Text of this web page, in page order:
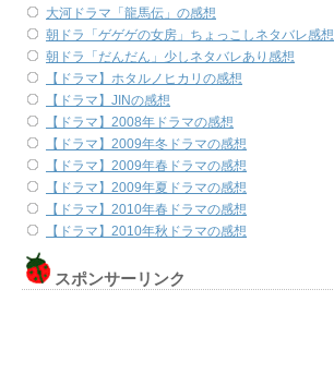
大河ドラマ「龍馬伝」の感想
朝ドラ「ゲゲゲの女房」ちょっこしネタバレ感想
朝ドラ「だんだん」少しネタバレあり感想
【ドラマ】ホタルノヒカリの感想
【ドラマ】JINの感想
【ドラマ】2008年ドラマの感想
【ドラマ】2009年冬ドラマの感想
【ドラマ】2009年春ドラマの感想
【ドラマ】2009年夏ドラマの感想
【ドラマ】2010年春ドラマの感想
【ドラマ】2010年秋ドラマの感想
スポンサーリンク